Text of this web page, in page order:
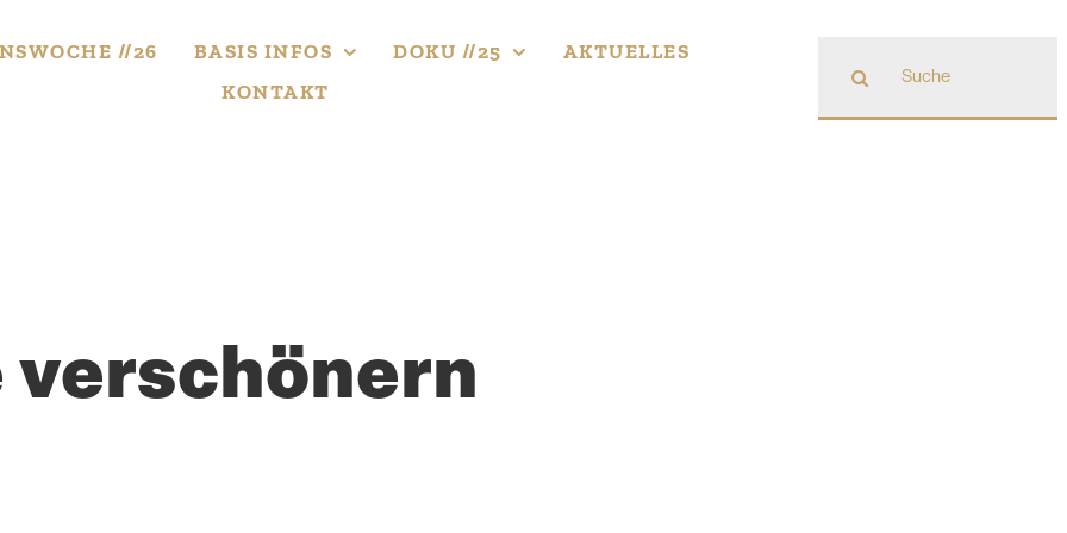
//26 BASIS INFOS DOKU //25
AKTUELLES
KONTAKT
nach: